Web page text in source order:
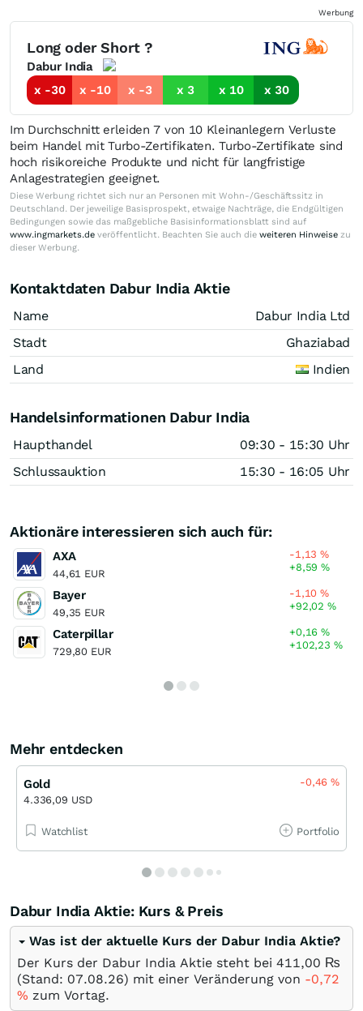
Werbung
Long oder Short ?
Dabur India
x -30
x -10 x -3 x 3 x 10 x 30
Im Durchschnitt erleiden 7 von 10 Kleinanlegern Verluste
beim Handel mit Turbo-Zertifikaten. Turbo-Zertifikate sind
hoch risikoreiche Produkte und nicht für langfristige
Anlagestrategien geeignet.
Diese Werbung richtet sich nur an Personen mit Wohn-/Geschäftssitz in
Deutschland. Der jeweilige Basisprospekt, etwaige Nachträge, die Endgültigen
Bedingungen sowie das maßgebliche Basisinformationsblatt sind auf
www.ingmarkets.de veröffentlicht. Beachten Sie auch die weiteren Hinweise zu
dieser Werbung.
Kontaktdaten Dabur India Aktie
Name
Dabur India Ltd
Stadt
Ghaziabad
Land
Indien
Handelsinformationen Dabur India
Haupthandel
09:30 - 15:30 Uhr
Schlussauktion
15:30 - 16:05 Uhr
Aktionäre interessieren sich auch für:
AXA
44,61 EUR
-1,13%
+8,59%
Bayer
49,35 EUR
-1,10%
+92,02%
Caterpillar
729,80 EUR
+0,16%
+102,23 %
Mehr entdecken
Gold
4.336,09 USD
-0,46%
Watchlist Portfolio
Dabur India Aktie: Kurs & Preis
Was ist der aktuelle Kurs der Dabur India Aktie?
Der Kurs der Dabur India Aktie steht bei 411,00 ₨
(Stand: 07.08.26) mit einer Veränderung von -0,72
% zum Vortag.